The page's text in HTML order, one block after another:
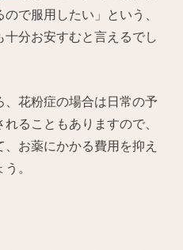
で服用したい」という、
十分お安すむと言えるでし
花粉症の場合は日常の予
ることもありますので、
お薬にかかる費用を抑え
。